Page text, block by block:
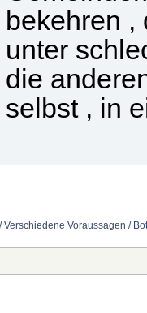
bekehren
unter
die
selbst , in
Verschiedene Voraussagen /